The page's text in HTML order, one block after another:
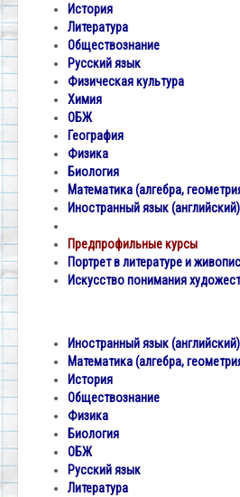
История
Литература
Обществознание
Русский язык
Физическая культура
Химия
ОБЖ
География
Физика
Биология
Математика (алгебра,
Иностранный язык (английский)
Предпрофильные курсы
Портрет в литературе и
Искусство понимания
Иностранный язык (английский)
Математика (алгебра,
История
Обществознание
Физика
Биология
ОБЖ
Русский язык
Литература